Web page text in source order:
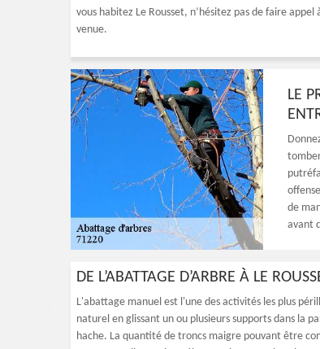
vous habitez Le Rousset, n’hésitez pas de faire
venue.
LE
de
avant
DE L’ABATTAGE D’ARBRE À LE
L'abattage manuel est l'une des activités les plus
naturel en glissant un ou plusieurs supports dans la
hache. La quantité de troncs maigre pouvant être